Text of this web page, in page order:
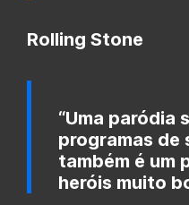
Rolling Stone
“Uma paródia
programas de
também é um
heróis muito